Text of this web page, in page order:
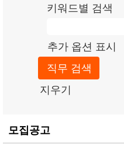
키워드별 검색
추가 옵션 표시
지우기
모집공고